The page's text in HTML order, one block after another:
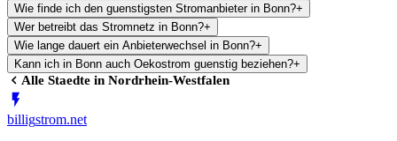
Wie finde ich den guenstigsten Stromanbieter in Bonn?+
Wer betreibt das Stromnetz in Bonn?+
Wie lange dauert ein Anbieterwechsel in Bonn?+
Kann ich in Bonn auch Oekostrom guenstig beziehen?+
Alle Staedte in Nordrhein-Westfalen
billigstrom.net